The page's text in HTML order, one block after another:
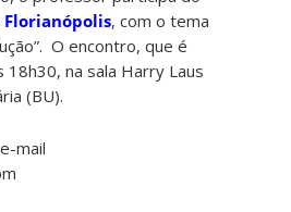
, com o tema
O encontro, que é
na sala Harry Laus
(BU).
mail